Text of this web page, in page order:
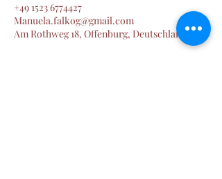
+49 1523 6774427
Manuela.falkog@gmail.com
Am Rothweg 18, Offenburg, Deutschland